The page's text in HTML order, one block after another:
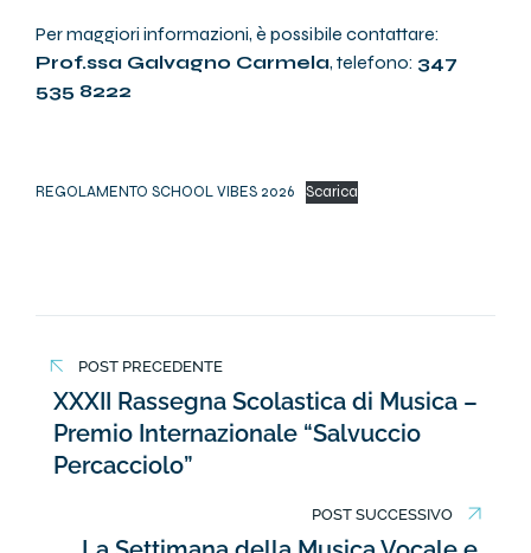
Per maggiori informazioni, è possibile contattare:
Prof.ssa Galvagno Carmela, telefono: 347
535 8222
REGOLAMENTO SCHOOL VIBES 2026 Scarica
articoli
POST PRECEDENTE
XXXII Rassegna Scolastica di Musica –
Premio Internazionale “Salvuccio
Percacciolo”
POST SUCCESSIVO